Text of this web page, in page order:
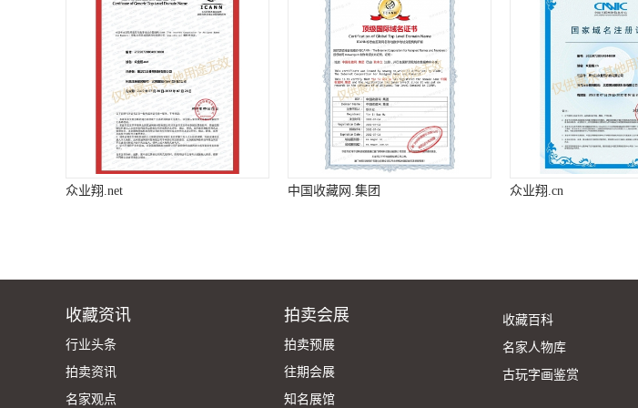
众业翔.net 中国收藏网.集团 众业翔.cn
收藏资讯
行业头条
拍卖资讯
名家观点
拍卖会展
拍卖预展
往期会展
知名展馆
收藏百科
名家人物库
古玩字画鉴赏